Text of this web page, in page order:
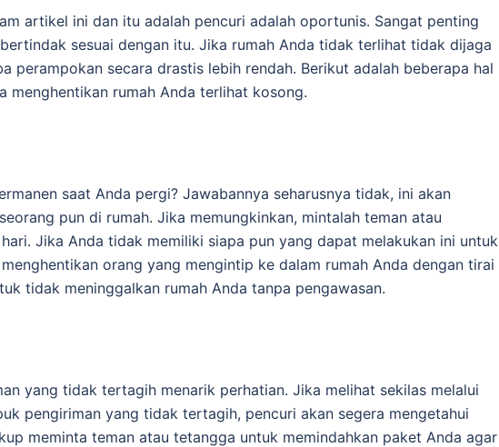
artikel ini dan itu adalah pencuri adalah oportunis. Sangat penting
sesuai dengan itu. Jika rumah Anda tidak terlihat tidak dijaga
perampokan secara drastis lebih rendah. Berikut adalah beberapa hal
rumah Anda terlihat kosong.
saat Anda pergi? Jawabannya seharusnya tidak, ini akan
pun di rumah. Jika memungkinkan, mintalah teman atau
Jika Anda tidak memiliki siapa pun yang dapat melakukan ini untuk
orang yang mengintip ke dalam rumah Anda dengan tirai
tidak meninggalkan rumah Anda tanpa pengawasan.
yang tidak tertagih menarik perhatian. Jika melihat sekilas melalui
pengiriman yang tidak tertagih, pencuri akan segera mengetahui
meminta teman atau tetangga untuk memindahkan paket Anda agar